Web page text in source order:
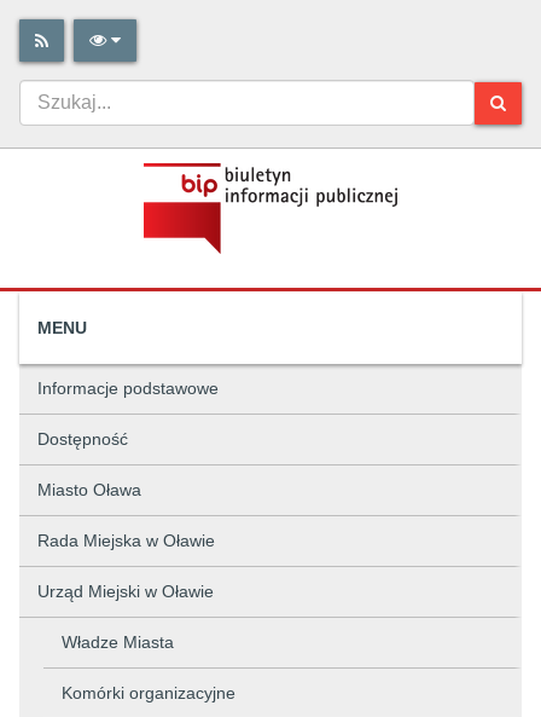
MENU
Informacje podstawowe
Dostępność
Miasto Oława
Rada Miejska w Oławie
Urząd Miejski w Oławie
Władze Miasta
Komórki organizacyjne